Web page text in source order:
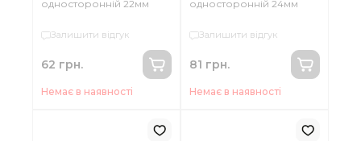
односторонній 22мм
Залишити відгук
62 грн.
Немає в наявності
односторонній 24мм
Залишити відгук
81 грн.
Немає в наявності